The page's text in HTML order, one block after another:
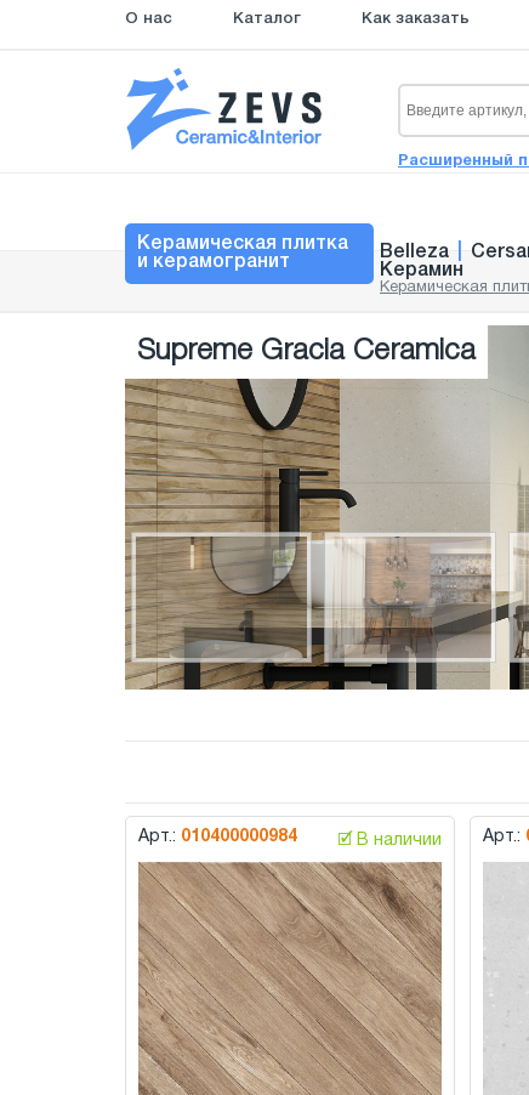
О нас Каталог Как заказать
Расширенный
Керамическая плитка
и керамогранит
Belleza
Керамин
Керамическая
Supreme Gracia Ceramica
Арт.: 010400000984 🗹 В наличии Арт.: